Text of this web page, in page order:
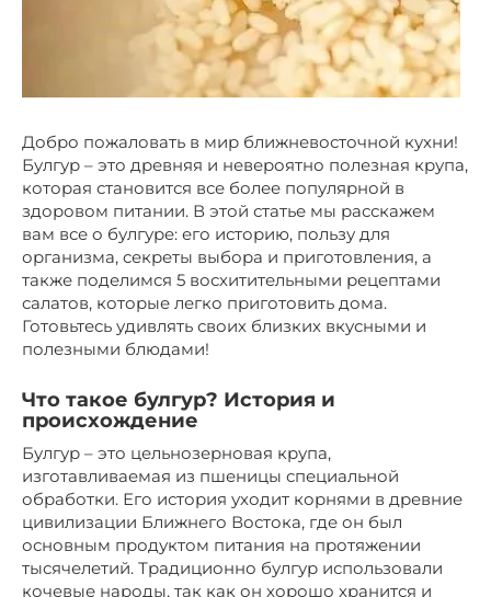
Добро пожаловать в мир ближневосточной кухни!
Булгур – это древняя и невероятно полезная крупа,
которая становится все более популярной в
здоровом питании. В этой статье мы расскажем
вам все о булгуре: его историю, пользу для
организма, секреты выбора и приготовления, а
также поделимся 5 восхитительными рецептами
салатов, которые легко приготовить дома.
Готовьтесь удивлять своих близких вкусными и
полезными блюдами!
Что такое булгур? История и
происхождение
Булгур – это цельнозерновая крупа,
изготавливаемая из пшеницы специальной
обработки. Его история уходит корнями в древние
цивилизации Ближнего Востока, где он был
основным продуктом питания на протяжении
тысячелетий. Традиционно булгур использовали
кочевые народы, так как он хорошо хранится и